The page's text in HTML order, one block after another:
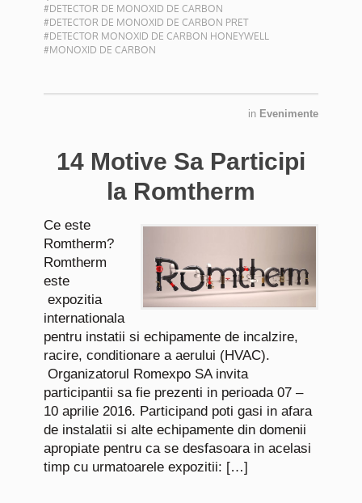
#DETECTOR DE MONOXID DE CARBON
#DETECTOR DE MONOXID DE CARBON PRET
#DETECTOR MONOXID DE CARBON HONEYWELL
#MONOXID DE CARBON
in Evenimente
14 Motive Sa Participi
la Romtherm
Ce este
Romtherm?
Romtherm
este
expozitia
internationala
pentru instatii si echipamente de incalzire,
racire, conditionare a aerului (HVAC).
Organizatorul Romexpo SA invita
participantii sa fie prezenti in perioada 07 –
10 aprilie 2016. Participand poti gasi in afara
de instalatii si alte echipamente din domenii
apropiate pentru ca se desfasoara in acelasi
timp cu urmatoarele expozitii: […]